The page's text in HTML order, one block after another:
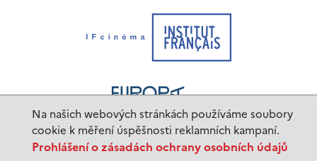
Na našich webových stránkách používáme soubory
cookie k měření úspěšnosti reklamních kampaní.
Prohlášení o zásadách ochrany osobních údajů